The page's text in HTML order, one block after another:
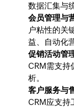
数据汇集与
会员管理与
户粘性的关
益、自动化
促销活动管
CRM需支持
析。
客户服务与
CRM应支持